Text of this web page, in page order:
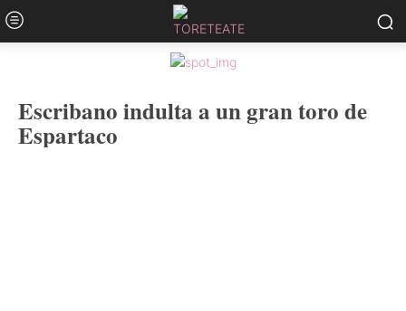
Escribano indulta a un gran toro de
Espartaco